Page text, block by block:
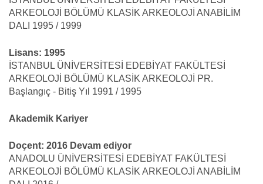
ARKEOLOJİ BÖLÜMÜ KLASİK ARKEOLOJİ ANABİLİM
DALI 1995 / 1999
Lisans: 1995
İSTANBUL ÜNİVERSİTESİ EDEBİYAT FAKÜLTESİ
ARKEOLOJİ BÖLÜMÜ KLASİK ARKEOLOJİ PR.
Başlangıç - Bitiş Yıl 1991 / 1995
Akademik Kariyer
Doçent: 2016 Devam ediyor
ANADOLU ÜNİVERSİTESİ EDEBİYAT FAKÜLTESİ
ARKEOLOJİ BÖLÜMÜ KLASİK ARKEOLOJİ ANABİLİM